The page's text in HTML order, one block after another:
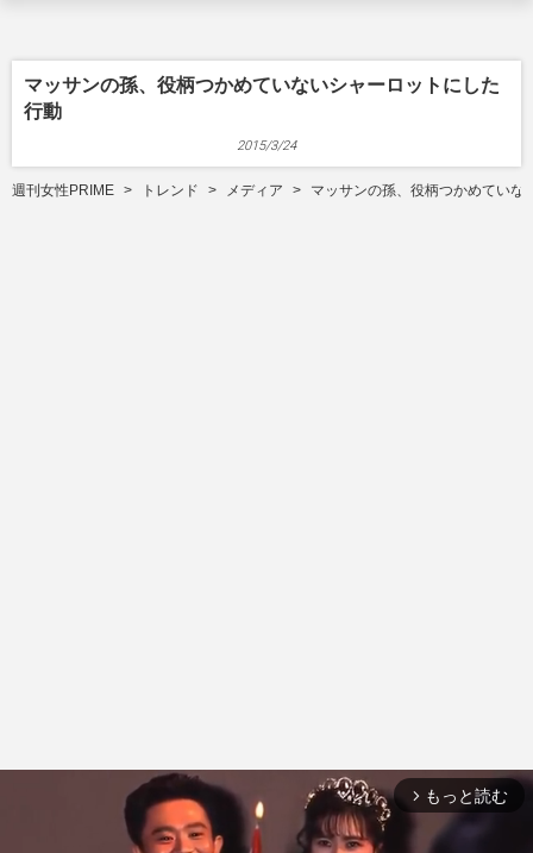
マッサンの孫、役柄つかめていないシャーロットにした
行動
2015/3/24
週刊女性PRIME トレンド メディア マッサンの孫、役柄つかめていな
arrow_forward_ios もっと読む